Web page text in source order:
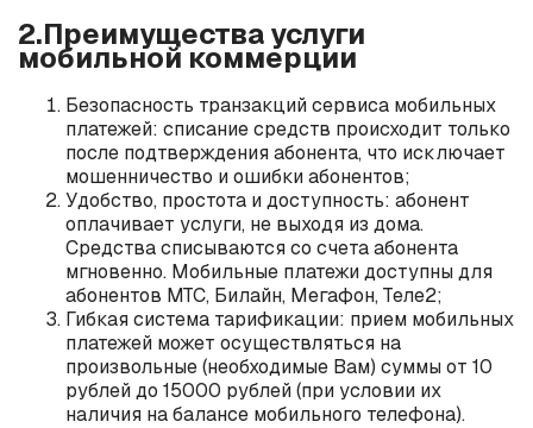
2.Преимущества услуги
мобильной коммерции
Безопасность транзакций сервиса мобильных
платежей: списание средств происходит только
после подтверждения абонента, что исключает
мошенничество и ошибки абонентов;
Удобство, простота и доступность: абонент
оплачивает услуги, не выходя из дома.
Средства списываются со счета абонента
мгновенно. Мобильные платежи доступны для
абонентов МТС, Билайн, Мегафон, Теле2;
Гибкая система тарификации: прием мобильных
платежей может осуществляться на
произвольные (необходимые Вам) суммы от 10
рублей до 15000 рублей (при условии их
наличия на балансе мобильного телефона).